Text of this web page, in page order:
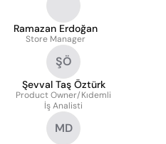
Ramazan Erdoğan
Store Manager
ŞÖ
Şevval Taş Öztürk
Product Owner/Kıdemli
İş Analisti
MD